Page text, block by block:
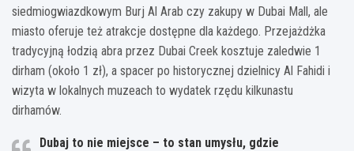
siedmiogwiazdkowym Burj Al Arab czy zakupy w Dubai Mall, ale
miasto oferuje też atrakcje dostępne dla każdego. Przejażdżka
tradycyjną łodzią abra przez Dubai Creek kosztuje zaledwie 1
dirham (około 1 zł), a spacer po historycznej dzielnicy Al Fahidi i
wizyta w lokalnych muzeach to wydatek rzędu kilkunastu
dirhamów.
Dubaj to nie miejsce – to stan umysłu, gdzie